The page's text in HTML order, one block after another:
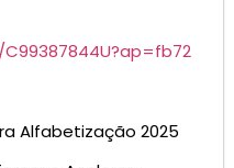
Alfabetização 2025